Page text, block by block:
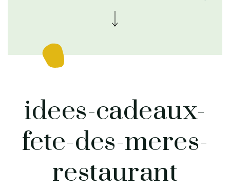
idees-cadeaux-
fete-des-meres-
restaurant